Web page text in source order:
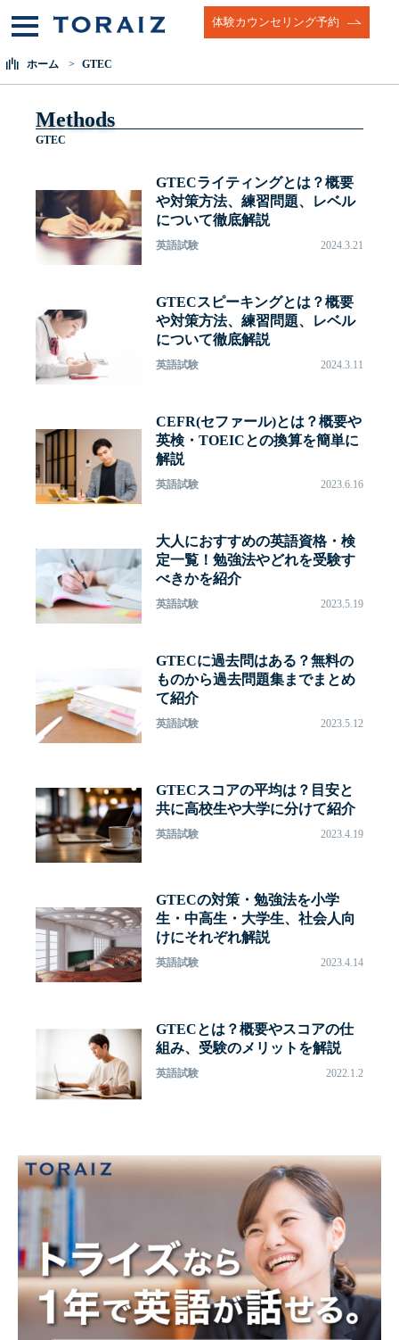
体験カウンセリング予約
ホーム GTEC
Methods
GTEC
GTECライティングとは？概要
や対策方法、練習問題、レベル
について徹底解説
英語試験 2024.3.21
GTECスピーキングとは？概要
や対策方法、練習問題、レベル
について徹底解説
英語試験 2024.3.11
CEFR(セファール)とは？概要や
英検・TOEICとの換算を簡単に
解説
英語試験 2023.6.16
大人におすすめの英語資格・検
定一覧！勉強法やどれを受験す
べきかを紹介
英語試験 2023.5.19
GTECに過去問はある？無料の
ものから過去問題集までまとめ
て紹介
英語試験 2023.5.12
GTECスコアの平均は？目安と
共に高校生や大学に分けて紹介
英語試験 2023.4.19
GTECの対策・勉強法を小学
生・中高生・大学生、社会人向
けにそれぞれ解説
英語試験 2023.4.14
GTECとは？概要やスコアの仕
組み、受験のメリットを解説
英語試験 2022.1.2